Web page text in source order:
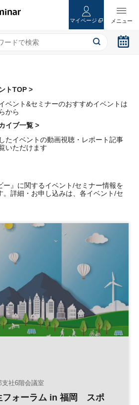
マイページ
トTOP >
ベント&セミナーのおすすめイベントは
から
イブ一覧 >
たイベントの動画視聴・レポート記事
いただけます
ー』に関するイベント/セミナー情報を
。詳細・お申し込みは、各イベント/セ
社6階会議室
ォーラム in 福岡 スポ